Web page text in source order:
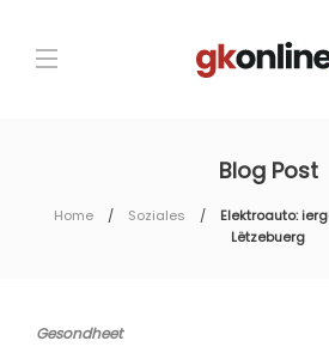
Blog Post
Home Soziales
Elektroauto:
Lëtzebuerg
Gesondheet